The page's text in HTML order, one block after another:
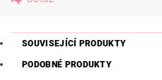
SOUVISEJÍCÍ PRODUKTY
PODOBNÉ PRODUKTY